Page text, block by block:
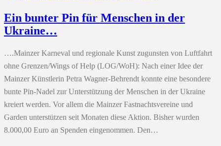
Ein bunter Pin für Menschen in der
Ukraine…
….Mainzer Karneval und regionale Kunst zugunsten von Luftfahrt
ohne Grenzen/Wings of Help (LOG/WoH): Nach einer Idee der
Mainzer Künstlerin Petra Wagner-Behrendt konnte eine besondere
bunte Pin-Nadel zur Unterstützung der Menschen in der Ukraine
kreiert werden. Vor allem die Mainzer Fastnachtsvereine und
Garden unterstützen seit Monaten diese Aktion. Bisher wurden
8.000,00 Euro an Spenden eingenommen. Den…